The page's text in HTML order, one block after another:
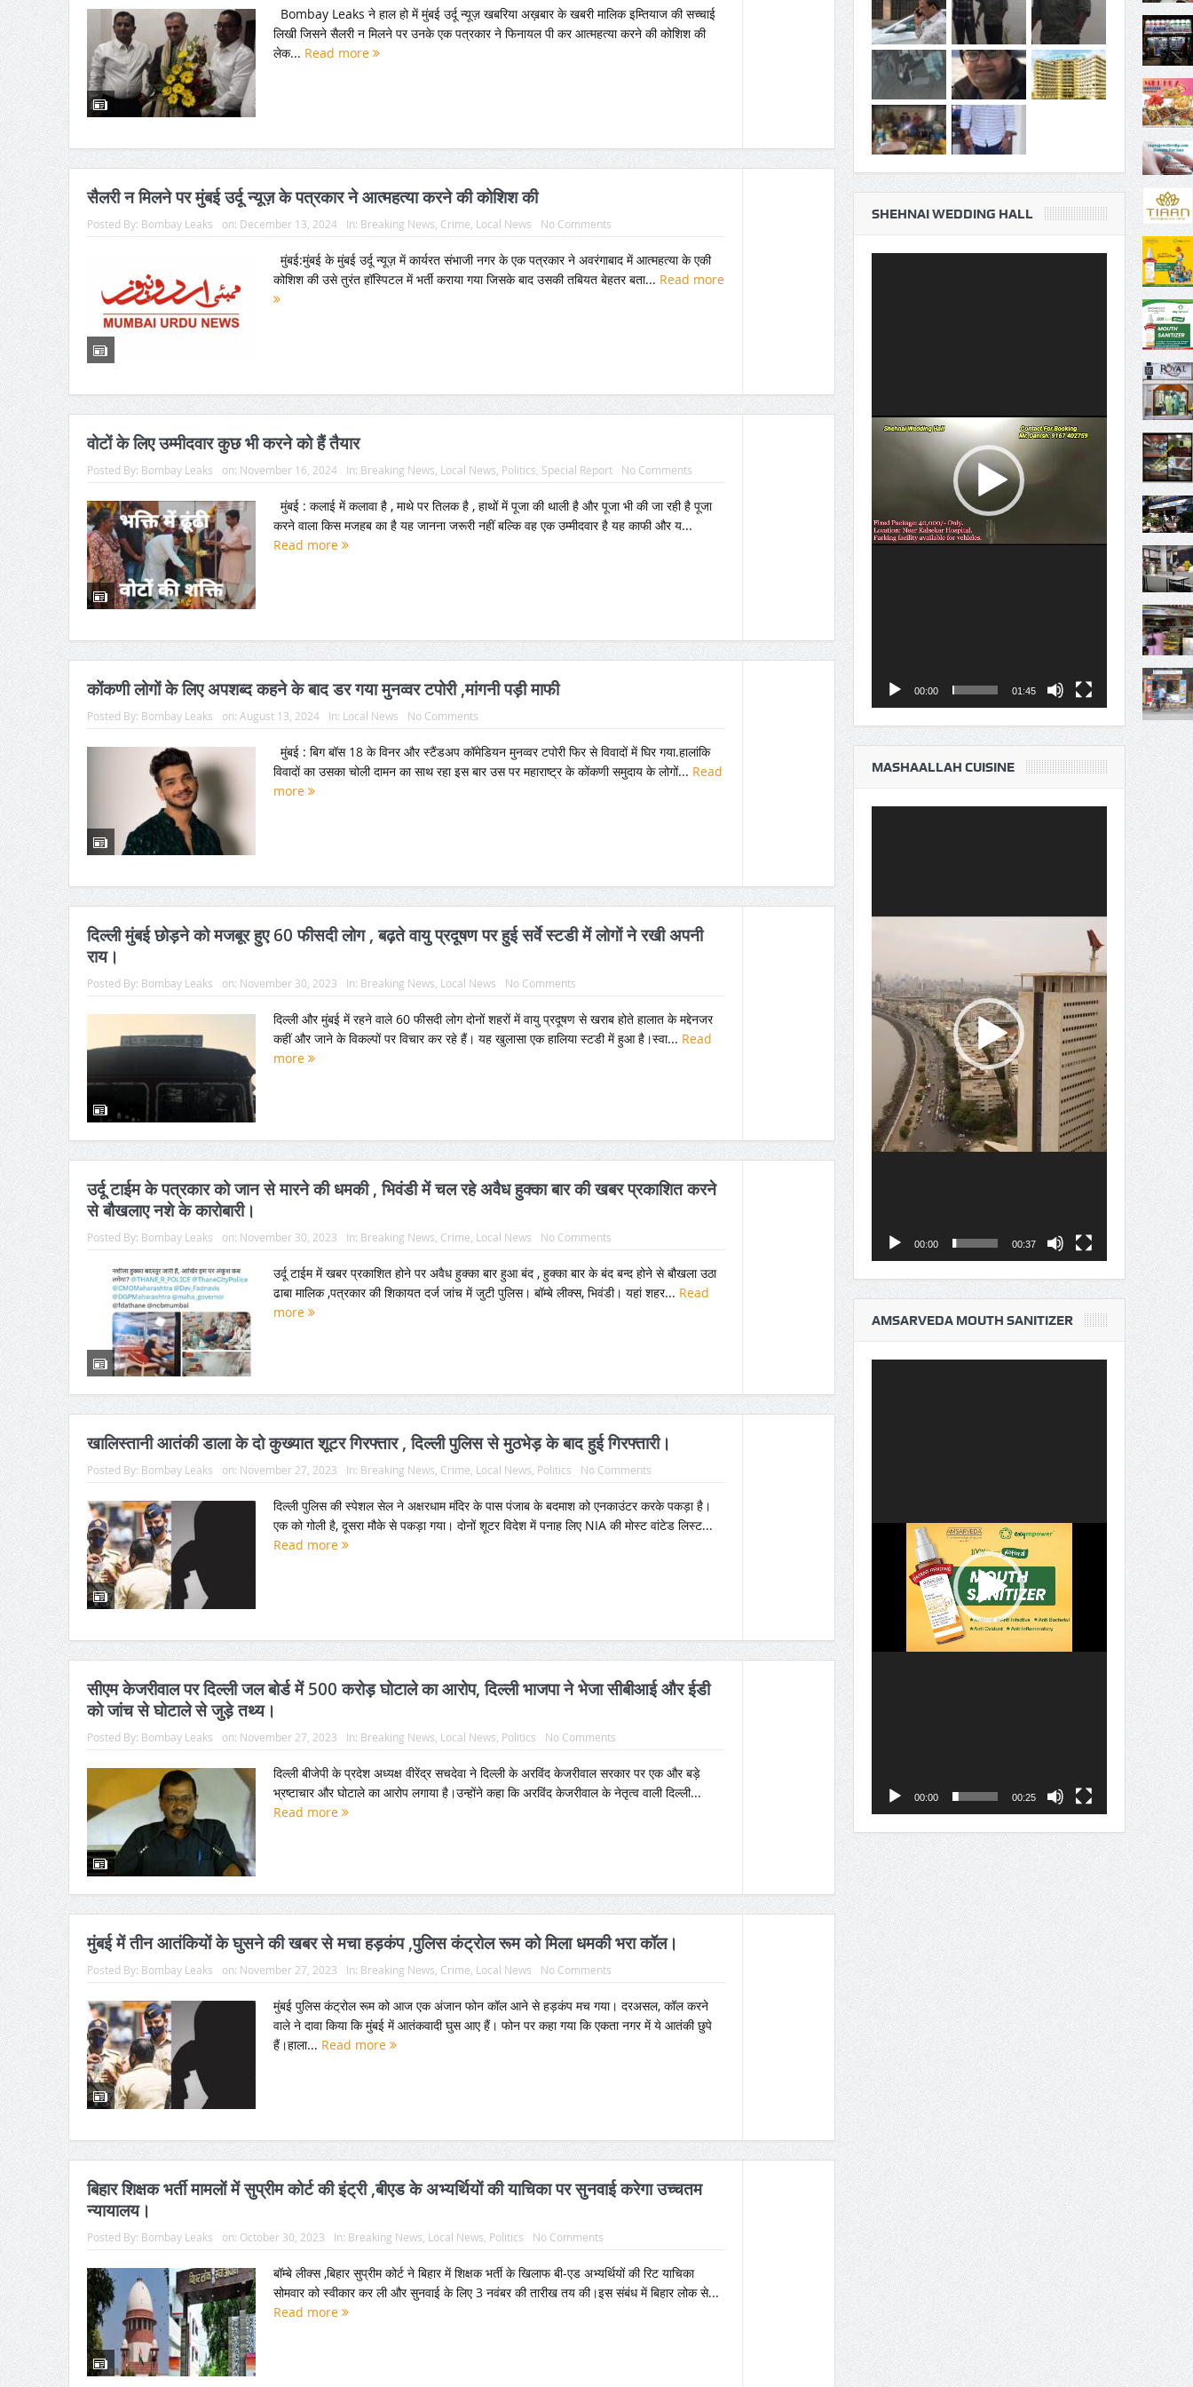
Bombay Leaks ने हाल हो में मुंबई उर्दू न्यूज़ खबरिया अख़बार के खबरी मालिक इम्तियाज की सच्चाई
लिखी जिसने सैलरी न मिलने पर उनके एक पत्रकार ने फिनायल पी कर आत्महत्या करने की कोशिश की
लेक... Read more
सैलरी न मिलने पर मुंबई उर्दू न्यूज़ के पत्रकार ने आत्महत्या करने की कोशिश की
Posted By: Bombay Leaks on: December 13, 2024 In: Breaking News Crime Local News No Comments
मुंबई:मुंबई के मुंबई उर्दू न्यूज़ में कार्यरत संभाजी नगर के एक पत्रकार ने अवरंगाबाद में आत्महत्या के एकी
कोशिश की उसे तुरंत हॉस्पिटल में भर्ती कराया गया जिसके बाद उसकी तबियत बेहतर बता... Read more
वोटों के लिए उम्मीदवार कुछ भी करने को हैं तैयार
Posted By: Bombay Leaks on: November 16, 2024 In: Breaking News Local News Politics Special Report No Comments
मुंबई : कलाई में कलावा है , माथे पर तिलक है , हाथों में पूजा की थाली है और पूजा भी की जा रही है पूजा
करने वाला किस मजहब का है यह जानना जरूरी नहीं बल्कि वह एक उम्मीदवार है यह काफी और य...
Read more
कोंकणी लोगों के लिए अपशब्द कहने के बाद डर गया मुनव्वर टपोरी ,मांगनी पड़ी माफी
Posted By: Bombay Leaks on: August 13, 2024 In: Local News No Comments
मुंबई : बिग बॉस 18 के विनर और स्टैंडअप कॉमेडियन मुनव्वर टपोरी फिर से विवादों में घिर गया.हालांकि
विवादों का उसका चोली दामन का साथ रहा इस बार उस पर महाराष्ट्र के कोंकणी समुदाय के लोगों... Read
more
दिल्ली मुंबई छोड़ने को मजबूर हुए 60 फीसदी लोग , बढ़ते वायु प्रदूषण पर हुई सर्वे स्टडी में लोगों ने रखी अपनी
राय।
Posted By: Bombay Leaks on: November 30, 2023 In: Breaking News Local News No Comments
दिल्ली और मुंबई में रहने वाले 60 फीसदी लोग दोनों शहरों में वायु प्रदूषण से खराब होते हालात के मद्देनजर
कहीं और जाने के विकल्पों पर विचार कर रहे हैं। यह खुलासा एक हालिया स्टडी में हुआ है।स्वा... Read
more
उर्दू टाईम के पत्रकार को जान से मारने की धमकी , भिवंडी में चल रहे अवैध हुक्का बार की खबर प्रकाशित करने
से बौखलाए नशे के कारोबारी।
Posted By: Bombay Leaks on: November 30, 2023 In: Breaking News Crime Local News No Comments
उर्दू टाईम में खबर प्रकाशित होने पर अवैध हुक्का बार हुआ बंद , हुक्का बार के बंद बन्द होने से बौखला उठा
ढाबा मालिक ,पत्रकार की शिकायत दर्ज जांच में जुटी पुलिस। बॉम्बे लीक्स, भिवंडी। यहां शहर... Read
more
खालिस्तानी आतंकी डाला के दो कुख्यात शूटर गिरफ्तार , दिल्ली पुलिस से मुठभेड़ के बाद हुई गिरफ्तारी।
Posted By: Bombay Leaks on: November 27, 2023 In: Breaking News Crime Local News Politics No Comments
दिल्ली पुलिस की स्पेशल सेल ने अक्षरधाम मंदिर के पास पंजाब के बदमाश को एनकाउंटर करके पकड़ा है।
एक को गोली है, दूसरा मौके से पकड़ा गया। दोनों शूटर विदेश में पनाह लिए NIA की मोस्ट वांटेड लिस्ट...
Read more
सीएम केजरीवाल पर दिल्ली जल बोर्ड में 500 करोड़ घोटाले का आरोप, दिल्ली भाजपा ने भेजा सीबीआई और ईडी
को जांच से घोटाले से जुड़े तथ्य।
Posted By: Bombay Leaks on: November 27, 2023 In: Breaking News Local News Politics No Comments
दिल्ली बीजेपी के प्रदेश अध्यक्ष वीरेंद्र सचदेवा ने दिल्ली के अरविंद केजरीवाल सरकार पर एक और बड़े
भ्रष्टाचार और घोटाले का आरोप लगाया है।उन्होंने कहा कि अरविंद केजरीवाल के नेतृत्व वाली दिल्ली...
Read more
मुंबई में तीन आतंकियों के घुसने की खबर से मचा हड़कंप ,पुलिस कंट्रोल रूम को मिला धमकी भरा कॉल।
Posted By: Bombay Leaks on: November 27, 2023 In: Breaking News Crime Local News No Comments
मुंबई पुलिस कंट्रोल रूम को आज एक अंजान फोन कॉल आने से हड़कंप मच गया। दरअसल, कॉल करने
वाले ने दावा किया कि मुंबई में आतंकवादी घुस आए हैं। फोन पर कहा गया कि एकता नगर में ये आतंकी छुपे
हैं।हाला... Read more
बिहार शिक्षक भर्ती मामलों में सुप्रीम कोर्ट की इंट्री ,बीएड के अभ्यर्थियों की याचिका पर सुनवाई करेगा उच्चतम
न्यायालय।
Posted By: Bombay Leaks on: October 30, 2023 In: Breaking News Local News Politics No Comments
बॉम्बे लीक्स ,बिहार सुप्रीम कोर्ट ने बिहार में शिक्षक भर्ती के खिलाफ बी-एड अभ्यर्थियों की रिट याचिका
सोमवार को स्वीकार कर ली और सुनवाई के लिए 3 नवंबर की तारीख तय की।इस संबंध में बिहार लोक से...
Read more
SHEHNAI WEDDING HALL
00:00 01:45
MASHAALLAH CUISINE
00:00 00:37
AMSARVEDA MOUTH SANITIZER
00:00 00:25